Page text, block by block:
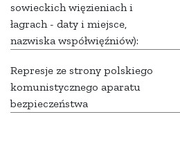
sowieckich więzieniach i
łagrach - daty i miejsce,
nazwiska współwięźniów):
Represje ze strony polskiego
komunistycznego aparatu
bezpieczeństwa